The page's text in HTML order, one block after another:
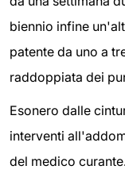
biennio infine
patente da uno a
raddoppiata dei
Esonero dalle
interventi
del medico